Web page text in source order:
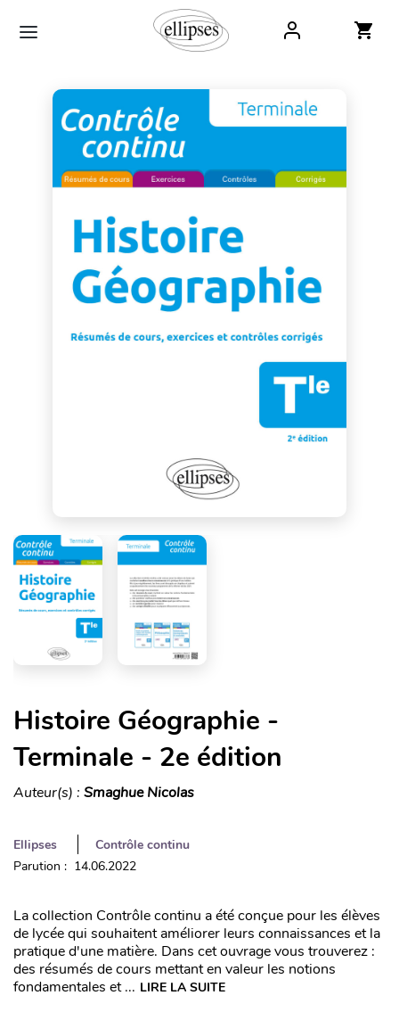
Histoire Géographie -
Terminale - 2e édition
Auteur(s) : Smaghue Nicolas
Ellipses
Contrôle continu
Parution : 14.06.2022
La collection Contrôle continu a été conçue pour les élèves
de lycée qui souhaitent améliorer leurs connaissances et la
pratique d'une matière. Dans cet ouvrage vous trouverez :
des résumés de cours mettant en valeur les notions
fondamentales et ... LIRE LA SUITE